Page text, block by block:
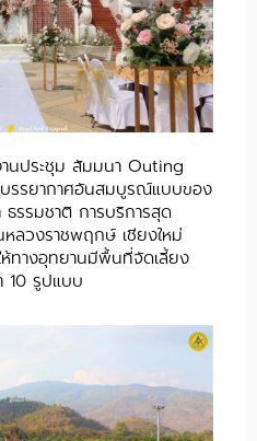
นประชุม สัมมนา Outing
รรยากาศอันสมบูรณ์แบบของ
ธรรมชาติ การบริการสุด
ลวงราชพฤกษ์ เชียงใหม่
ทางอุทยานมีพื้นที่จัดเลี้ยง
10 รูปแบบ